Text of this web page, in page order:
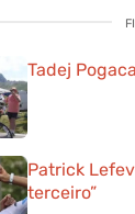
Tadej
Patrick
terceiro”